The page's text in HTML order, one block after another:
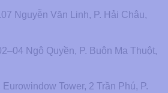
Nguyễn Văn Linh, P. Hải Châu,
Ngô Quyền, P. Buôn Ma Thuột,
Eurowindow Tower, 2 Trần Phú, P.